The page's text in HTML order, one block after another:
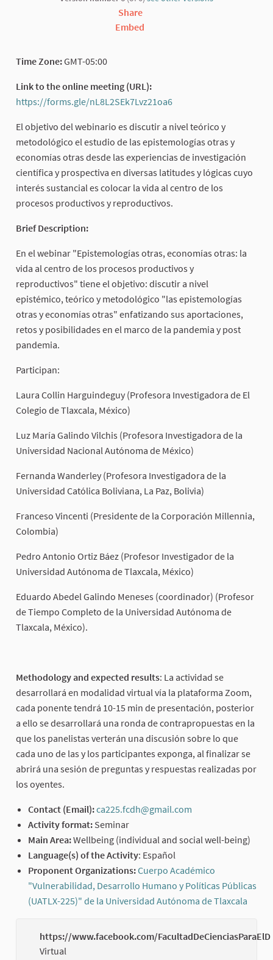
Share
Embed
Time Zone:GMT-05:00
Link to the online meeting (URL):
https://forms.gle/nL8L2SEk7Lvz21oa6
El objetivo del webinario es discutir a nivel teórico y
metodológico el estudio de las epistemologías otras y
economías otras desde las experiencias de investigación
científica y prospectiva en diversas latitudes y lógicas cuyo
interés sustancial es colocar la vida al centro de los
procesos productivos y reproductivos.
Brief Description:
En el webinar "Epistemologías otras, economías otras: la
vida al centro de los procesos productivos y
reproductivos" tiene el objetivo: discutir a nivel
epistémico, teórico y metodológico "las epistemologías
otras y economías otras" enfatizando sus aportaciones,
retos y posibilidades en el marco de la pandemia y post
pandemia.
Participan:
Laura Collin Harguindeguy (Profesora Investigadora de El
Colegio de Tlaxcala, México)
Luz María Galindo Vilchis (Profesora Investigadora de la
Universidad Nacional Autónoma de México)
Fernanda Wanderley (Profesora Investigadora de la
Universidad Católica Boliviana, La Paz, Bolivia)
Franceso Vincenti (Presidente de la Corporación Millennia,
Colombia)
Pedro Antonio Ortiz Báez (Profesor Investigador de la
Universidad Autónoma de Tlaxcala, México)
Eduardo Abedel Galindo Meneses (coordinador) (Profesor
de Tiempo Completo de la Universidad Autónoma de
Tlaxcala, México).
Methodology and expected results: La actividad se
desarrollará en modalidad virtual vía la plataforma Zoom,
cada ponente tendrá 10-15 min de presentación, posterior
a ello se desarrollará una ronda de contrapropuestas en la
que los panelistas verterán una discusión sobre lo que
cada uno de las y los participantes exponga, al finalizar se
abrirá una sesión de preguntas y respuestas realizadas por
los oyentes.
Contact (Email):ca225.fcdh@gmail.com
Activity format: Seminar
Main Area:Wellbeing (individual and social well-being)
Language(s) of the Activity: Español
Proponent Organizations:Cuerpo Académico
"Vulnerabilidad, Desarrollo Humano y Políticas Públicas
(UATLX-225)" de la Universidad Autónoma de Tlaxcala
https://www.facebook.com/FacultadDeCienciasParaElD
Virtual